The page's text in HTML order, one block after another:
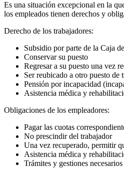
Es una situación excepcional en la
los empleados tienen derechos y
Derecho de los trabajadores:
Subsidio por parte de la Caja
Conservar su puesto
Regresar a su puesto una vez
Ser reubicado a otro puesto
Pensión por incapacidad
Asistencia médica y
Obligaciones de los empleadores:
Pagar las cuotas
No prescindir del trabajador
Una vez recuperado, permitir
Asistencia médica y
Trámites y gestiones